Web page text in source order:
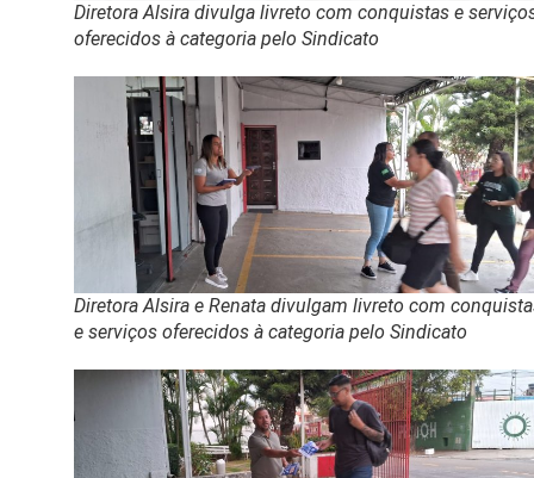
Diretora Alsira divulga livreto com conquistas e
oferecidos à categoria pelo Sindicato
Diretora Alsira e Renata divulgam livreto com
e serviços oferecidos à categoria pelo Sindicato